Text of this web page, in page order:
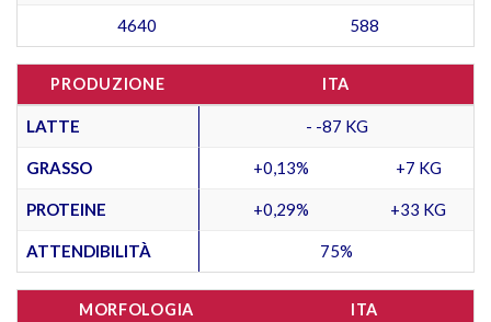
4640 588
PRODUZIONE ITA
LATTE - -87 KG
GRASSO +0,13% +7 KG
PROTEINE +0,29% +33 KG
ATTENDIBILITÀ 75%
MORFOLOGIA ITA